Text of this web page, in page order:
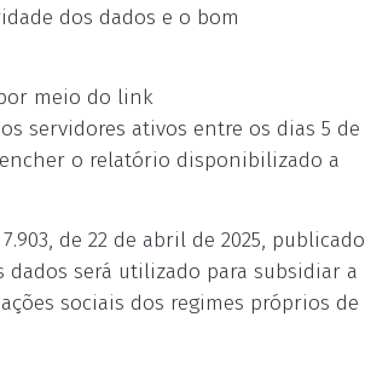
dos dados e o bom
meio do link
servidores ativos entre os dias 5 de
o relatório disponibilizado a
de 22 de abril de 2025, publicado
será utilizado para subsidiar a
sociais dos regimes próprios de